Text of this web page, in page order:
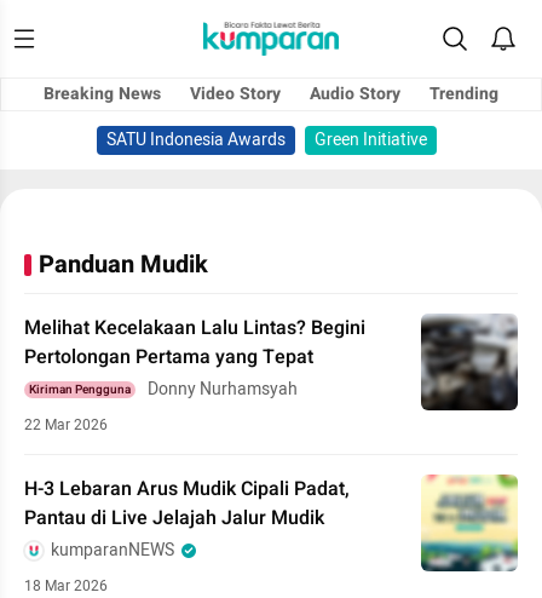
Breaking News Video Story Audio Story
Trending
SATU Indonesia Awards
Green Initiative
Panduan Mudik
Melihat Kecelakaan Lalu Lintas? Begini
Pertolongan Pertama yang Tepat
Kiriman Pengguna Donny Nurhamsyah
22 Mar 2026
H-3 Lebaran Arus Mudik Cipali Padat,
Pantau di Live Jelajah Jalur Mudik
kumparanNEWS
18 Mar 2026